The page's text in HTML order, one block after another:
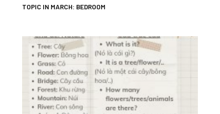
TOPIC IN MARCH: BEDROOM